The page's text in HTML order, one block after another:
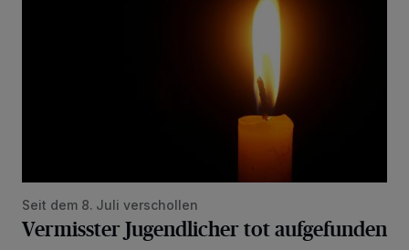
Seit dem 8. Juli verschollen
Vermisster Jugendlicher tot aufgefunden